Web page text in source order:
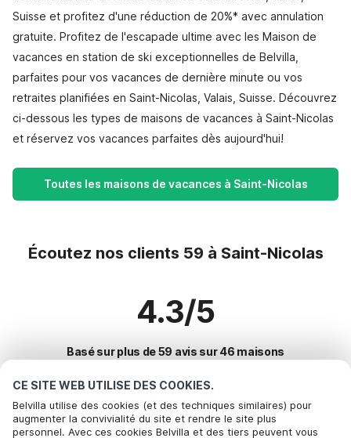
CE SITE WEB UTILISE DES COOKIES.
Belvilla utilise des cookies (et des techniques similaires) pour
augmenter la convivialité du site et rendre le site plus
personnel. Avec ces cookies Belvilla et des tiers peuvent vous
Suisse et profitez d'une réduction de 20%* avec annulation
gratuite. Profitez de l'escapade ultime avec les Maison de
vacances en station de ski exceptionnelles de Belvilla,
parfaites pour vos vacances de dernière minute ou vos
retraites planifiées en Saint-Nicolas, Valais, Suisse. Découvrez
ci-dessous les types de maisons de vacances à Saint-Nicolas
et réservez vos vacances parfaites dès aujourd'hui!
Toutes les maisons de vacances à Saint-Nicolas
Écoutez nos clients 59 à Saint-Nicolas
4.3/5
Basé sur plus de 59 avis sur 46 maisons
Destinations les plus populaires pour les